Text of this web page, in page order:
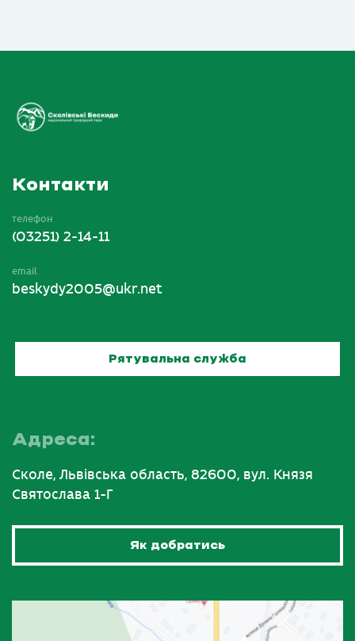
Контакти
телефон
(03251) 2-14-11
email
beskydy2005@ukr.net
Рятувальна служба
Адреса:
Сколе, Львівська область, 82600, вул. Князя
Святослава 1-Г
Як добратись